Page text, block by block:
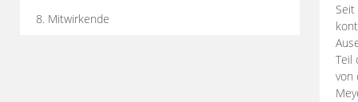
8. Mitwirkende
Teil
von